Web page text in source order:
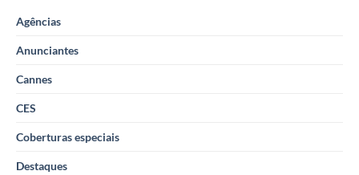
Agências
Anunciantes
Cannes
CES
Coberturas especiais
Destaques